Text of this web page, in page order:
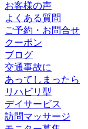
お客様の声
よくある質問
ご予約・お問合せ
クーポン
ブログ
交通事故に
あってしまったら
リハビリ型
デイサービス
訪問マッサージ